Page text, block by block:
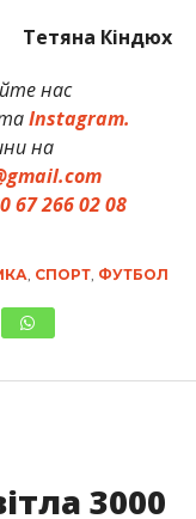
Тетяна Кіндюх
нас
Instagram.
на
67 266 02 08
, СПОРТ, ФУТБОЛ
3000